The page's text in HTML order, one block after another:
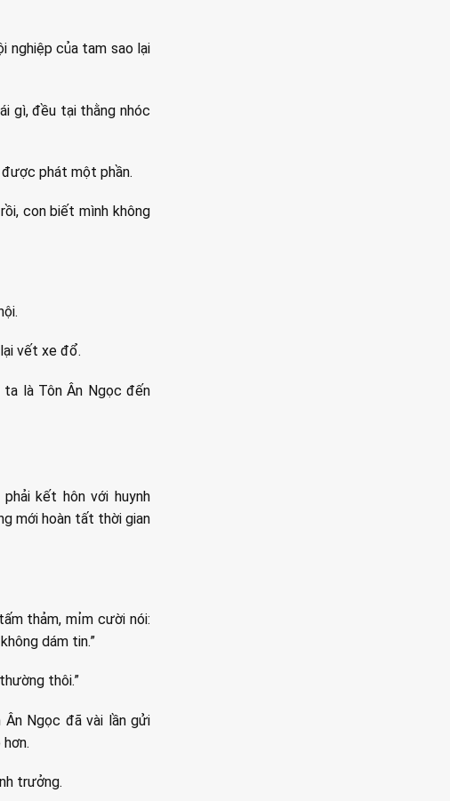
nghiệp của tam sao lại
gì, đều tại thằng nhóc
được phát một phần.
con biết mình không
vết xe đổ.
là Tôn Ân Ngọc đến
kết hôn với huynh
mới hoàn tất thời gian
thảm, mỉm cười nói:
dám tin.”
thôi.”
Ngọc đã vài lần gửi
trưởng.